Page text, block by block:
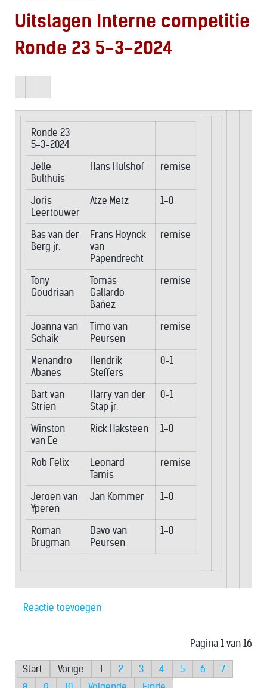
Uitslagen Interne competitie
Ronde 23 5-3-2024
Ronde 23
5-3-2024
Jelle
Bulthuis
Hans Hulshof remise
Joris
Leertouwer
Atze Metz 1-0
Bas van der
Berg jr.
Frans Hoynck
van
Papendrecht
remise
Tony
Goudriaan
Tomás
Gallardo
Bañez
remise
Joanna van
Schaik
Timo van
Peursen
remise
Menandro
Abanes
Hendrik
Steffers
0-1
Bart van
Strien
Harry van der
Stap jr.
0-1
Winston
van Ee
Rick Haksteen 1-0
Rob Felix
Leonard
Tamis
remise
Jeroen van
Yperen
Jan Kommer 1-0
Roman
Brugman
Davo van
Peursen
1-0
Reactie toevoegen
Pagina 1 van 16
Start Vorige 1 2 3 4 5 6
7